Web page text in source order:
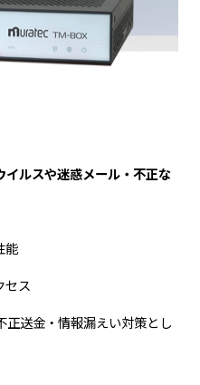
ルスや迷惑メール・不正な
能
セス
送金・情報漏えい対策とし